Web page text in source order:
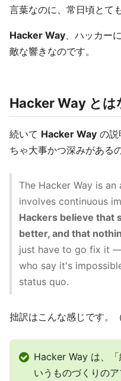
言葉なのに、常日頃とて
Hacker Way 、ハッカー
敵な響きなのです。
Hacker Way とは
続いて Hacker Way の説
ちゃ大事かつ深みがある
The Hacker Way is
involves continuous
Hackers believe that
better, and that
just have to go fix it
who say it's
status quo.
拙訳はこんな感じです。
Hacker Way は、
いうものづくりの